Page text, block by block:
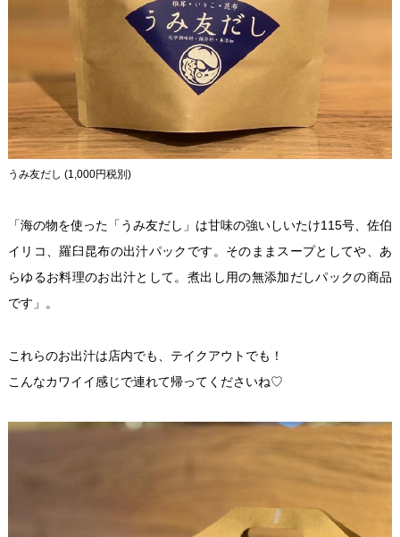
うみ友だし (1,000円税別)
「海の物を使った「うみ友だし」は甘味の強いしいたけ115号、佐伯
イリコ、羅臼昆布の出汁パックです。そのままスープとしてや、あ
らゆるお料理のお出汁として。煮出し用の無添加だしパックの商品
です」。
これらのお出汁は店内でも、テイクアウトでも！
こんなカワイイ感じで連れて帰ってくださいね♡